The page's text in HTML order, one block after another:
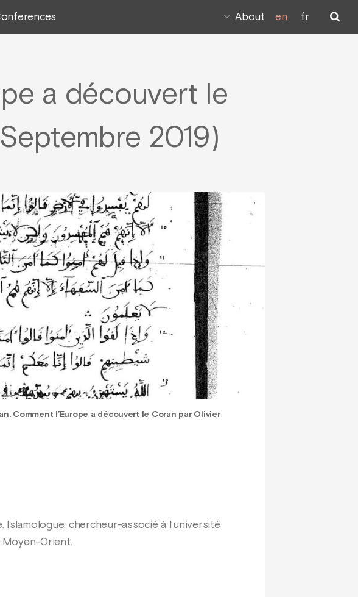
About en fr
a découvert le
2019)
Comment l’Europe a découvert le Coran par Olivier
chercheur-associé à l’université
Moyen-Orient.